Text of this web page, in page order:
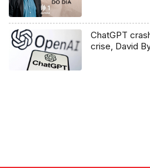
ChatGPT
crise, David